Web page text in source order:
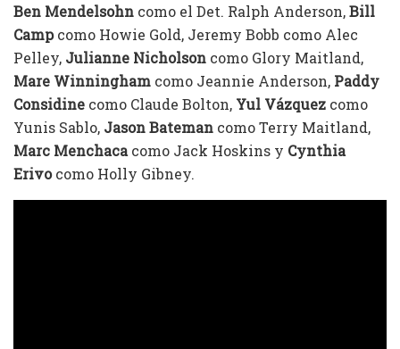
Ben Mendelsohn como el Det. Ralph Anderson,Bill
Campcomo Howie Gold, Jeremy Bobb como Alec
Pelley, Julianne Nicholson como Glory Maitland,
Mare Winningham como Jeannie Anderson, Paddy
Considine como Claude Bolton, Yul Vázquez como
Yunis Sablo, Jason Bateman como Terry Maitland,
Marc Menchacacomo Jack Hoskins y Cynthia
Erivocomo Holly Gibney.